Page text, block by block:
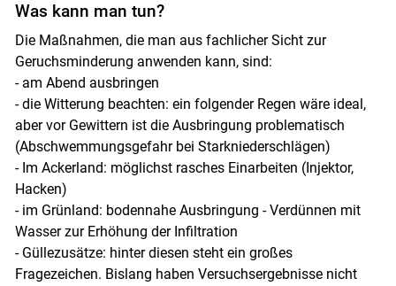
Was kann man tun?
Die Maßnahmen, die man aus fachlicher Sicht zur
Geruchsminderung anwenden kann, sind:
- am Abend ausbringen
- die Witterung beachten: ein folgender Regen wäre ideal,
aber vor Gewittern ist die Ausbringung problematisch
(Abschwemmungsgefahr bei Starkniederschlägen)
- Im Ackerland: möglichst rasches Einarbeiten (Injektor,
Hacken)
- im Grünland: bodennahe Ausbringung - Verdünnen mit
Wasser zur Erhöhung der Infiltration
- Güllezusätze: hinter diesen steht ein großes
Fragezeichen. Bislang haben Versuchsergebnisse nicht